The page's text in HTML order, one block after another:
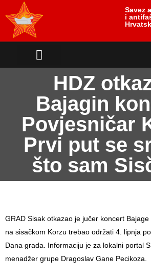
Savez
i
HDZ
Bajagin
Povjesničar
Prvi put se
što sam
GRAD Sisak otkazao je jučer koncert
na sisačkom Korzu trebao održati 4. lipnja
Dana grada. Informaciju je za lokalni portal
menadžer grupe Dragoslav Gane Pecikoza.